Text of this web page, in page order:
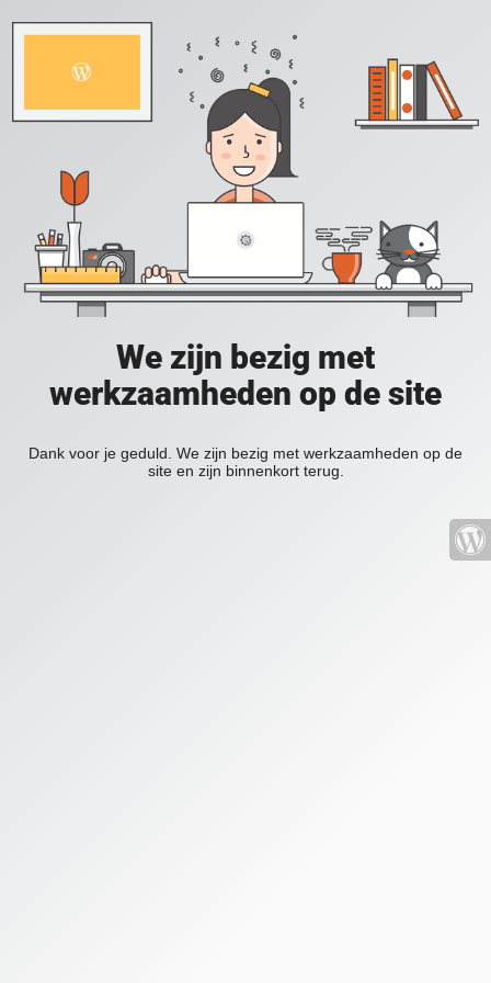
We zijn bezig met
werkzaamheden op de site
Dank voor je geduld. We zijn bezig met werkzaamheden op de
site en zijn binnenkort terug.